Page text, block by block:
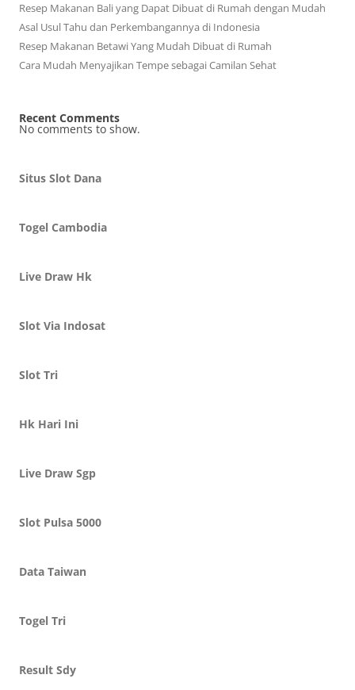
Resep Makanan Bali yang Dapat Dibuat di Rumah dengan Mudah
Asal Usul Tahu dan Perkembangannya di Indonesia
Resep Makanan Betawi Yang Mudah Dibuat di Rumah
Cara Mudah Menyajikan Tempe sebagai Camilan Sehat
Recent Comments
No comments to show.
Situs Slot Dana
Togel Cambodia
Live Draw Hk
Slot Via Indosat
Slot Tri
Hk Hari Ini
Live Draw Sgp
Slot Pulsa 5000
Data Taiwan
Togel Tri
Result Sdy